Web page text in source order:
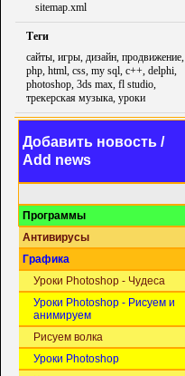
sitemap.xml
Теги
сайты, игры, дизайн, продвижение,
php, html, css, my sql, c++, delphi,
photoshop, 3ds max, fl studio,
трекерская музыка, уроки
Добавить новость /
Add news
Программы
Антивирусы
Графика
Уроки Photoshop - Чудеса
Уроки Photoshop - Рисуем и
анимируем
Рисуем волка
Уроки Photoshop